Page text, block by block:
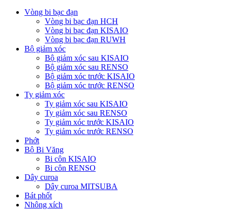
Vòng bi bạc đạn
Vòng bi bạc đạn HCH
Vòng bi bạc đạn KISAIO
Vòng bi bạc đạn RUWH
Bộ giảm xóc
Bộ giảm xóc sau KISAIO
Bộ giảm xóc sau RENSO
Bộ giảm xóc trước KISAIO
Bộ giảm xóc trước RENSO
Ty giảm xóc
Ty giảm xóc sau KISAIO
Ty giảm xóc sau RENSO
Ty giảm xóc trước KISAIO
Ty giảm xóc trước RENSO
Phớt
Bộ Bi Văng
Bi côn KISAIO
Bi côn RENSO
Dây curoa
Dây curoa MITSUBA
Bát phốt
Nhông xích